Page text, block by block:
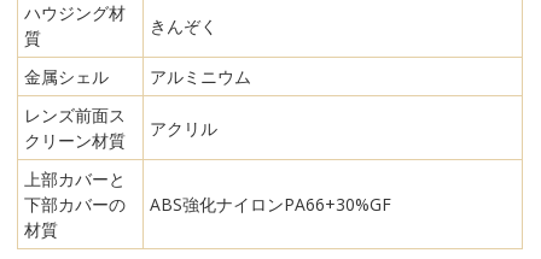
ハウジング材
質
きんぞく
金属シェル
アルミニウム
レンズ前面ス
クリーン材質
アクリル
上部カバーと
下部カバーの
材質
ABS強化ナイロンPA66+30%GF